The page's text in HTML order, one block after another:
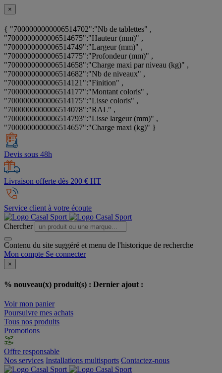
×
{ "7000000000006514702":"Nb de tablettes" ,
"7000000000006514675":"Hauteur (mm)" ,
"7000000000006514749":"Largeur (mm)" ,
"7000000000006514775":"Profondeur (mm)" ,
"7000000000006514658":"Charge maxi par niveau (kg)" ,
"7000000000006514682":"Nb de niveaux" ,
"7000000000006514121":"Finition" ,
"7000000000006514177":"Montant coloris" ,
"7000000000006514175":"Lisse coloris" ,
"7000000000006514078":"RAL" ,
"7000000000006514793":"Lisse largeur (mm)" ,
"7000000000006514657":"Charge maxi (kg)" }
Devis sous 48h
Livraison offerte dès 200 € HT
Service client à votre écoute
Chercher
Contenu du site suggéré et menu de l'historique de recherche
Mon compte Se connecter
×
% nouveau(x) produit(s) : Dernier ajout :
Voir mon panier
Poursuivre mes achats
Tous nos produits
Promotions
Offre responsable
Nos services Installations multisports Contactez-nous